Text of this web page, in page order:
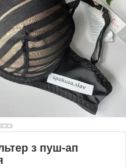
з пуш-ап